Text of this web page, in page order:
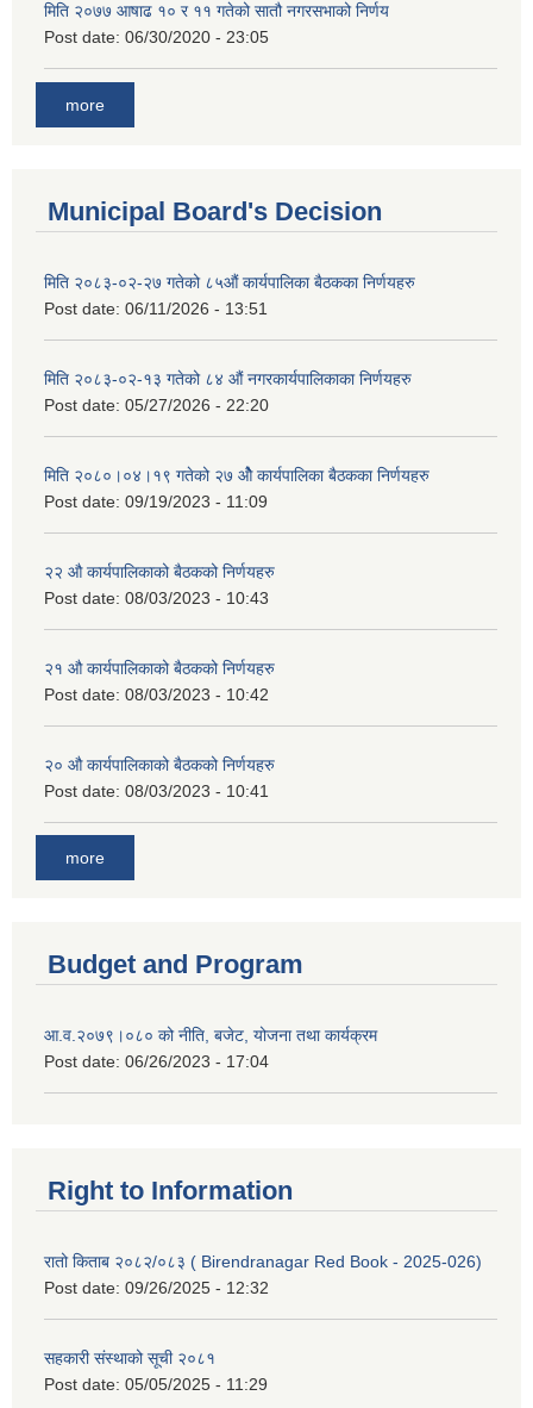
मिति २०७७ आषाढ १० र ११ गतेको सातौ नगरसभाको निर्णय
Post date: 06/30/2020 - 23:05
more
Municipal Board's Decision
मिति २०८३-०२-२७ गतेको ८५औं कार्यपालिका बैठकका निर्णयहरु
Post date: 06/11/2026 - 13:51
मिति २०८३-०२-१३ गतेको ८४ औं नगरकार्यपालिकाका निर्णयहरु
Post date: 05/27/2026 - 22:20
मिति २०८०।०४।१९ गतेको २७ ‌‍‌ओेै कार्यपालिका बैठकका निर्णयहरु
Post date: 09/19/2023 - 11:09
२‍२ औ कार्यपालिकाको बैठकको निर्णयहरु
Post date: 08/03/2023 - 10:43
२‍१ औ कार्यपालिकाको बैठकको निर्णयहरु
Post date: 08/03/2023 - 10:42
२‍० औ कार्यपालिकाको बैठकको निर्णयहरु
Post date: 08/03/2023 - 10:41
more
Budget and Program
आ.व.२०७९।०८० को नीति, बजेट, योजना तथा कार्यक्रम
Post date: 06/26/2023 - 17:04
Right to Information
रातो किताब २०८२/०८३ ( Birendranagar Red Book - 2025-026)
Post date: 09/26/2025 - 12:32
सहकारी संस्थाको सूची २०८१
Post date: 05/05/2025 - 11:29